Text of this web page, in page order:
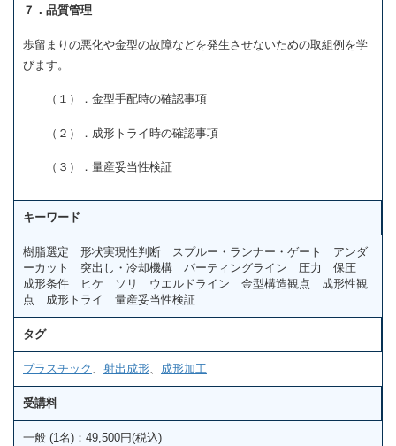
７．品質管理
歩留まりの悪化や金型の故障などを発生させないための取組例を学
びます。
（１）．金型手配時の確認事項
（２）．成形トライ時の確認事項
（３）．量産妥当性検証
キーワード
樹脂選定 形状実現性判断 スプルー・ランナー・ゲート アンダ
ーカット 突出し・冷却機構 パーティングライン 圧力 保圧
成形条件 ヒケ ソリ ウエルドライン 金型構造観点 成形性観
点 成形トライ 量産妥当性検証
タグ
プラスチック 、 射出成形、 成形加工
受講料
一般 (1名)：49,500円(税込)